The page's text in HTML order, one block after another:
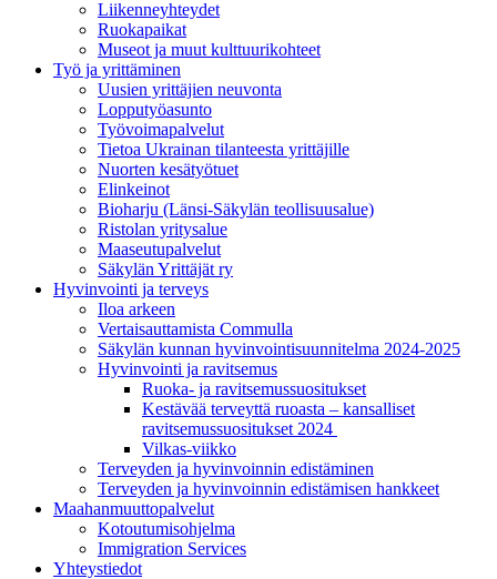
Liikenneyhteydet
Ruokapaikat
Museot ja muut kulttuurikohteet
Työ ja yrittä­minen
Uusien yrittäjien neuvonta
Lopputyöasunto
Työvoimapalvelut
Tietoa Ukrainan tilanteesta yrittäjille
Nuorten kesätyötuet
Elinkeinot
Bioharju (Länsi-Säkylän teollisuusalue)
Ristolan yritysalue
Maaseutupalvelut
Säkylän Yrittäjät ry
Hyvinvointi ja terveys
Iloa arkeen
Vertaisauttamista Commulla
Säkylän kunnan hyvinvointisuunnitelma 2024-2025
Hyvinvointi ja ravitsemus
Ruoka- ja ravitsemussuositukset
Kestävää terveyttä ruoasta – kansalliset
ravitsemussuositukset 2024
Vilkas-viikko
Terveyden ja hyvinvoinnin edistäminen
Terveyden ja hyvinvoinnin edistämisen hankkeet
Maahanmuuttopalvelut
Kotoutumisohjelma
Immigration Services
Yhteystiedot